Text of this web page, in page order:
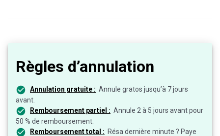
Règles d’annulation
Annulation gratuite : Annule gratos jusqu’à 7 jours
avant.
Remboursement partiel : Annule 2 à 5 jours avant pour
50 % de remboursement.
Remboursement total : Résa dernière minute ? Paye